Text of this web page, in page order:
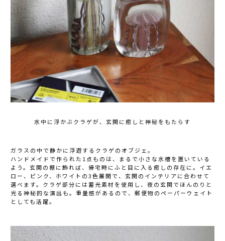
水中に浮かぶクラゲが、玄関に癒しと神秘をもたらす
ガラスの中で静かに浮遊するクラゲのオブジェ。
ハンドメイドで作られた1点ものは、まるで小さな水槽を置いている
よう。玄関の棚に飾れば、帰宅時にふと目に入る癒しの存在に。イエ
ロー、ピンク、ホワイトの3色展開で、玄関のインテリアに合わせて
選べます。クラゲ部分には蓄光素材を使用し、夜の玄関でほんのりと
光る神秘的な演出も。重量感があるので、郵便物のペーパーウェイト
としても活躍。